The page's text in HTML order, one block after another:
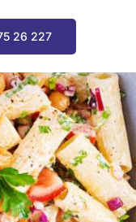
26 227